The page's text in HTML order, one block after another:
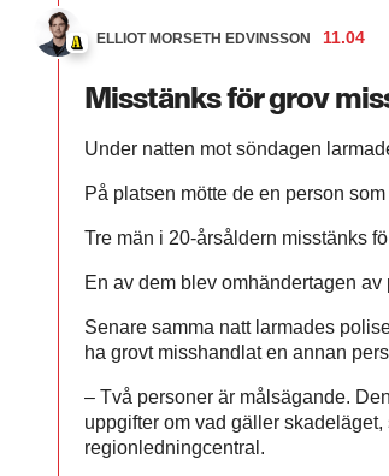
ELLIOT MORSETH EDVINSSON 11.04
Misstänks för grov
Under natten mot söndagen
På platsen mötte de en person
Tre män i 20-årsåldern misstänks
En av dem blev omhändertagen
Senare samma natt larmades
ha grovt misshandlat en annan
– Två personer är målsägande.
uppgifter om vad gäller
regionledningcentral.